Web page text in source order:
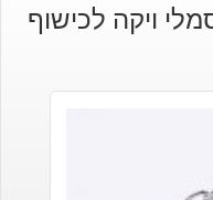
ויקה לכישוף